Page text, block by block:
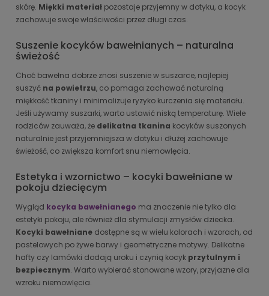
skórę. Miękki materiał pozostaje przyjemny w dotyku, a kocyk
zachowuje swoje właściwości przez długi czas.
Suszenie kocyków bawełnianych – naturalna
świeżość
Choć bawełna dobrze znosi suszenie w suszarce, najlepiej
suszyć na powietrzu, co pomaga zachować naturalną
miękkość tkaniny i minimalizuje ryzyko kurczenia się materiału.
Jeśli używamy suszarki, warto ustawić niską temperaturę. Wiele
rodziców zauważa, że delikatna tkanina kocyków suszonych
naturalnie jest przyjemniejsza w dotyku i dłużej zachowuje
świeżość, co zwiększa komfort snu niemowlęcia.
Estetyka i wzornictwo – kocyki bawełniane w
pokoju dziecięcym
Wygląd kocyka bawełnianego ma znaczenie nie tylko dla
estetyki pokoju, ale również dla stymulacji zmysłów dziecka.
Kocyki bawełniane dostępne są w wielu kolorach i wzorach, od
pastelowych po żywe barwy i geometryczne motywy. Delikatne
hafty czy lamówki dodają uroku i czynią kocyk przytulnym i
bezpiecznym. Warto wybierać stonowane wzory, przyjazne dla
wzroku niemowlęcia.